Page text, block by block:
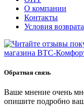
О компании
Контакты
Условия возврата
Обратная связь
Ваше мнение очень
опишите подробно